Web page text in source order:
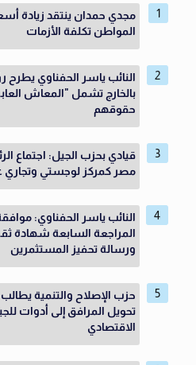
مجدي حمدان ينتقد زيادة
المواطن تكلفة الأزمات
النائب ياسر الحفناوي
بالخارج تشمل "المعاش
حقوقهم
قيادي بحزب الجيل: اجتماع
مصر كمركز لوجستي وتجاري
النائب ياسر الحفناوي:
المراجعة السابعة شهادة
ورسالة تحفيز المستثمرين
حزب الإصلاح والتنمية يطالب
تحويل المرافق إلى أدوات
الاقتصادي